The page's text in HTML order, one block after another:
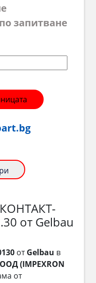
запитване
от Gelbau
отGelbau в
(IMPEXRON
от